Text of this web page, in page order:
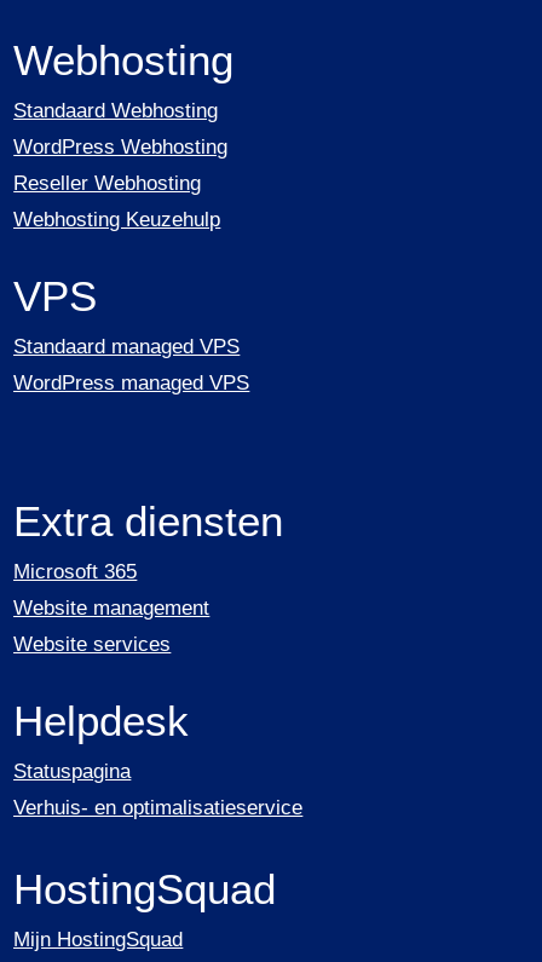
Webhosting
Standaard Webhosting
WordPress Webhosting
Reseller Webhosting
Webhosting Keuzehulp
VPS
Standaard managed VPS
WordPress managed VPS
Extra diensten
Microsoft 365
Website management
Website services
Helpdesk
Statuspagina
Verhuis- en optimalisatieservice
HostingSquad
Mijn HostingSquad